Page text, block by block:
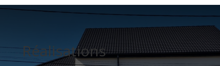
Réalisations